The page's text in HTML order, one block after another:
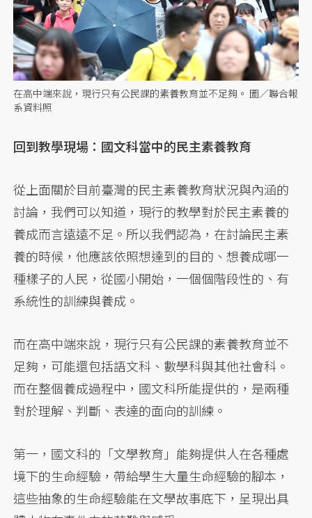
在高中端來說，現行只有公民課的素養教育並不足夠。 圖／聯合報
系資料照
回到教學現場：國文科當中的民主素養教育
從上面關於目前臺灣的民主素養教育狀況與內涵的
討論，我們可以知道，現行的教學對於民主素養的
養成而言遠遠不足。所以我們認為，在討論民主素
養的時候，他應該依照想達到的目的、想養成哪一
種樣子的人民，從國小開始，一個個階段性的、有
系統性的訓練與養成。
而在高中端來說，現行只有公民課的素養教育並不
足夠，可能還包括語文科、數學科與其他社會科。
而在整個養成過程中，國文科所能提供的，是兩種
對於理解、判斷、表達的面向的訓練。
第一，國文科的「文學教育」能夠提供人在各種處
境下的生命經驗，帶給學生大量生命經驗的腳本，
這些抽象的生命經驗能在文學故事底下，呈現出具